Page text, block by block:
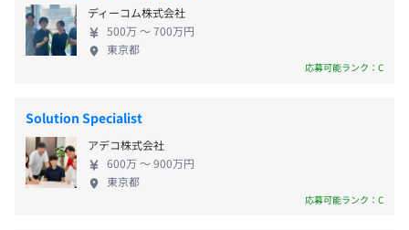
★技術研鑽に前向きなエンジニアの方を歓迎しています！
今はまだ制度にはないことでも気軽にご相談いただきたい
開発環境上、Windowsのマシン（ノートPC）を貸与して
いますが、ご希望があればご相談ください。
※入社前に開発マシンの希望スペックをお聞きして、ご希
■完全週休2日制（土日祝日）
∟2日間付与（試用期間中の利用が可能）
■有給休暇（試用期間満了時に10日間付与）
∟午前／午後半休取得が可能
∟有休消化率76%以上 ※2025年度実績
ディーコム株式会社
500万 〜 700万円
東京都
応募可能ランク：C
Solution Specialist
アデコ株式会社
600万 〜 900万円
東京都
応募可能ランク：C